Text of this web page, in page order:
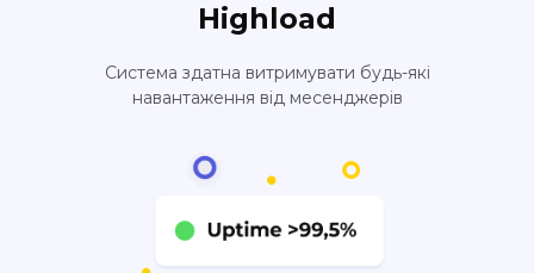
Highload
Система здатна витримувати будь-які
навантаження від месенджерів